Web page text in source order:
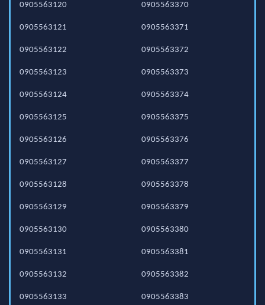
0905563120
0905563121
0905563122
0905563123
0905563124
0905563125
0905563126
0905563127
0905563128
0905563129
0905563130
0905563131
0905563132
0905563133
0905563370
0905563371
0905563372
0905563373
0905563374
0905563375
0905563376
0905563377
0905563378
0905563379
0905563380
0905563381
0905563382
0905563383